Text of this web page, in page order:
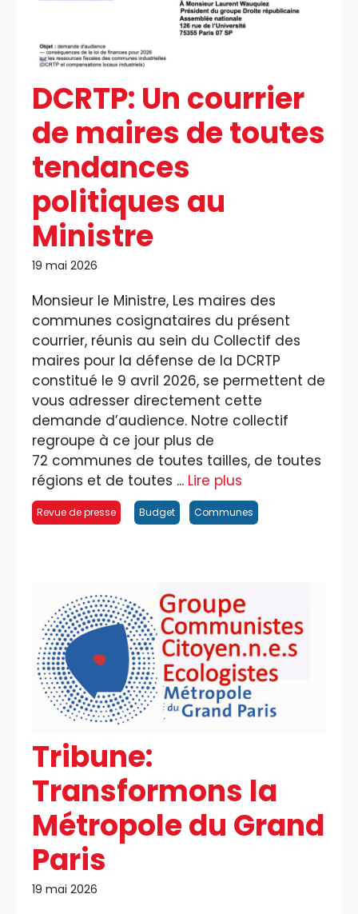
DCRTP: Un courrier
de maires de toutes
tendances
politiques au
Ministre
19 mai 2026
Monsieur le Ministre, Les maires des
communes cosignataires du présent
courrier, réunis au sein du Collectif des
maires pour la défense de la DCRTP
constitué le 9 avril 2026, se permettent de
vous adresser directement cette
demande d’audience. Notre collectif
regroupe à ce jour plus de
72 communes de toutes tailles, de toutes
régions et de toutes ... Lire plus
Revue de presse Budget Communes
Tribune:
Transformons la
Métropole du Grand
Paris
19 mai 2026